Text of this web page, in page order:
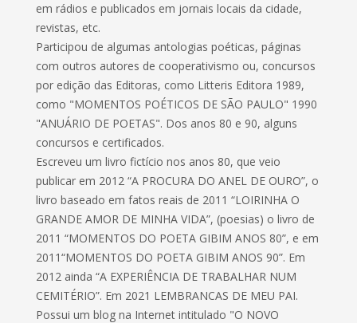
em rádios e publicados em jornais locais da cidade,
revistas, etc.
Participou de algumas antologias poéticas, páginas
com outros autores de cooperativismo ou, concursos
por edição das Editoras, como Litteris Editora 1989,
como "MOMENTOS POÉTICOS DE SÃO PAULO" 1990
"ANUÁRIO DE POETAS". Dos anos 80 e 90, alguns
concursos e certificados.
Escreveu um livro fictício nos anos 80, que veio
publicar em 2012 “A PROCURA DO ANEL DE OURO”, o
livro baseado em fatos reais de 2011 “LOIRINHA O
GRANDE AMOR DE MINHA VIDA”, (poesias) o livro de
2011 “MOMENTOS DO POETA GIBIM ANOS 80”, e em
2011“MOMENTOS DO POETA GIBIM ANOS 90”. Em
2012 ainda “A EXPERIÊNCIA DE TRABALHAR NUM
CEMITÉRIO”. Em 2021 LEMBRANCAS DE MEU PAI.
Possui um blog na Internet intitulado "O NOVO